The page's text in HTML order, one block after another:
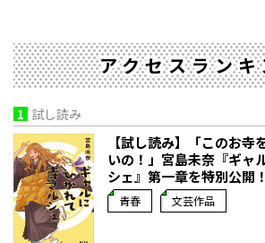
アクセスラン
1 試し読み
【試し読み】「このお寺
いの！」宮島未奈『ギャ
シェ』第一章を特別公開
青春 文芸作品